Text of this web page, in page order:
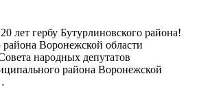
лет гербу Бутурлиновского района!
района Воронежской области
народных депутатов
района Воронежской